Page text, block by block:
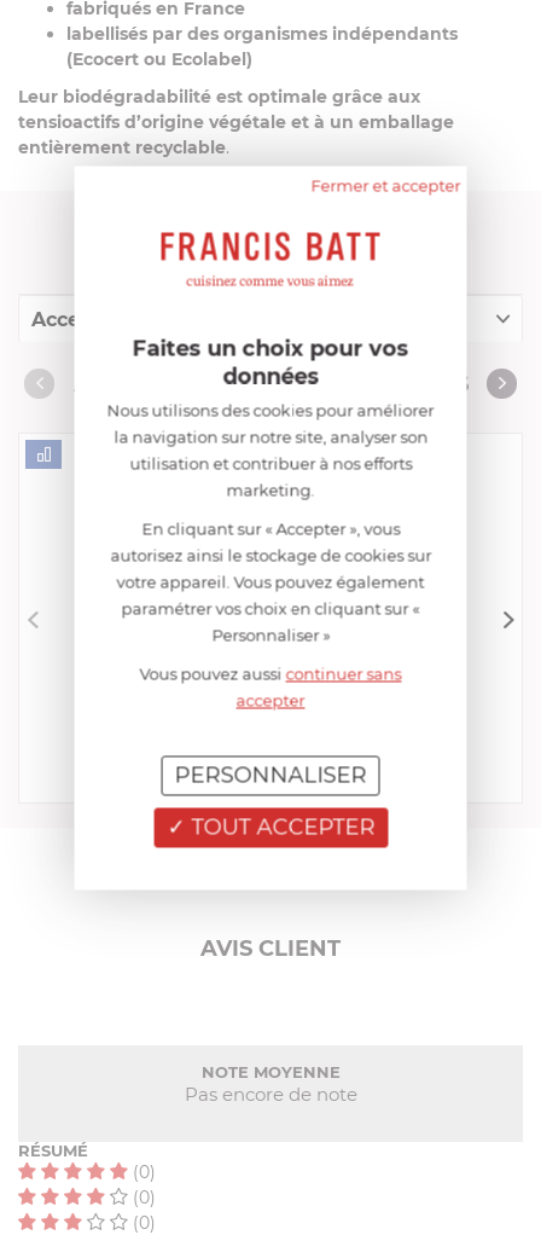
fabriqués en France
labellisés par des organismes indépendants
(Ecocert ou Ecolabel)
Leur biodégradabilité est optimale grâce aux
tensioactifs d’origine végétale et à un emballage
entièrement recyclable.
FRANCIS BATT RECOMMANDE
Accessoires complémentaires
Produits conseillés
Consommables complémentaires
Livres de cuisine
ACCESSOIRES COMPLÉMENTAIRES
Tringle 80 cm Fixations Murales PANOPLY
EN STOCK - ENVOI SOUS 24/48H
Comparer
Acheter
AVIS CLIENT
NOTE MOYENNE
Pas encore de note
RÉSUMÉ
(0)
(0)
(0)
Fermer et accepter
Faites un choix pour vos
données
Nous utilisons des cookies pour améliorer
la navigation sur notre site, analyser son
utilisation et contribuer à nos efforts
marketing.
En cliquant sur « Accepter », vous
autorisez ainsi le stockage de cookies sur
votre appareil. Vous pouvez également
paramétrer vos choix en cliquant sur «
Personnaliser »
Vous pouvez aussicontinuer sans
accepter
TOUT ACCEPTER
PERSONNALISER